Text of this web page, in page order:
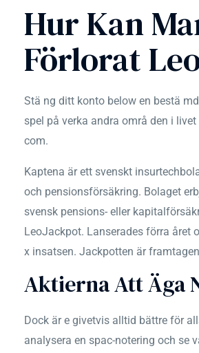
Hur Kan
Förlorat
Stä ng ditt konto below en bestä
spel på verka andra områ den i
com.
Kaptena är ett svenskt
och pensionsförsäkring. Bolaget
svensk pensions- eller
LeoJackpot. Lanserades förra året
x insatsen. Jackpotten är
Aktierna Att Äga
Dock är e givetvis alltid bättre för
analysera en spac-notering och se